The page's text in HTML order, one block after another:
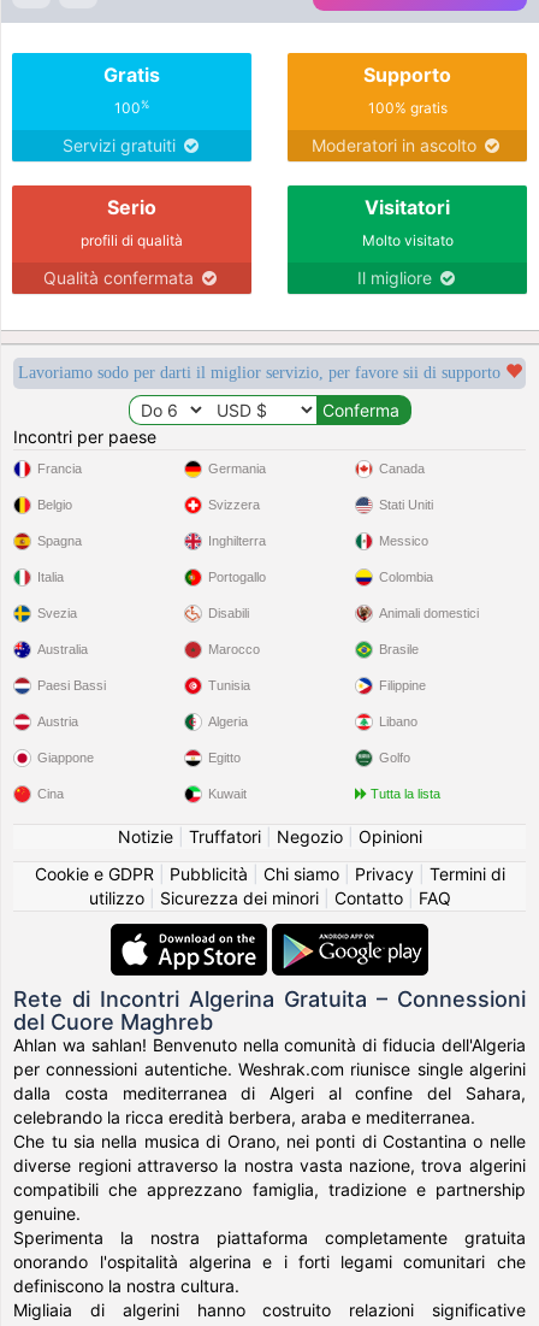
Gratis
100%
Servizi gratuiti
Supporto
100% gratis
Moderatori in ascolto
Serio
profili di qualità
Qualità confermata
Visitatori
Molto visitato
Il migliore
Lavoriamo sodo per darti il miglior servizio, per favore sii di supporto
Incontri per paese
Francia
Belgio
Spagna
Italia
Svezia
Germania
Svizzera
Inghilterra
Portogallo
Disabili
Canada
Stati Uniti
Messico
Colombia
Animali domestici
Australia
Paesi Bassi
Austria
Giappone
Cina
Marocco
Tunisia
Algeria
Egitto
Kuwait
Brasile
Filippine
Libano
Golfo
Tutta la lista
Notizie| Truffatori| Negozio| Opinioni
Cookie e GDPR
Pubblicità Chi siamo| Privacy| Termini di
utilizzo| Sicurezza dei minori| Contatto| FAQ
Rete di Incontri Algerina Gratuita – Connessioni
del Cuore Maghreb
Ahlan wa sahlan! Benvenuto nella comunità di fiducia dell'Algeria
per connessioni autentiche. Weshrak.com riunisce single algerini
dalla costa mediterranea di Algeri al confine del Sahara,
celebrando la ricca eredità berbera, araba e mediterranea.
Che tu sia nella musica di Orano, nei ponti di Costantina o nelle
diverse regioni attraverso la nostra vasta nazione, trova algerini
compatibili che apprezzano famiglia, tradizione e partnership
genuine.
Sperimenta la nostra piattaforma completamente gratuita
onorando l'ospitalità algerina e i forti legami comunitari che
definiscono la nostra cultura.
Migliaia di algerini hanno costruito relazioni significative